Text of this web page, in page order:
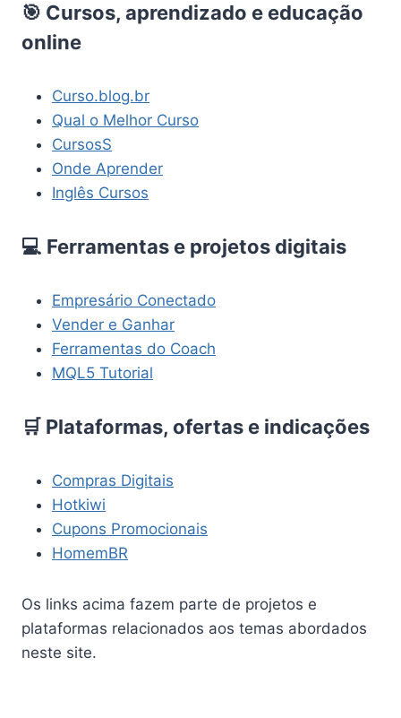
🎯 Cursos, aprendizado e educação
online
Curso.blog.br
Qual o Melhor Curso
CursosS
Onde Aprender
Inglês Cursos
💻 Ferramentas e projetos digitais
Empresário Conectado
Vender e Ganhar
Ferramentas do Coach
MQL5 Tutorial
🛒 Plataformas, ofertas e indicações
Compras Digitais
Hotkiwi
Cupons Promocionais
HomemBR
Os links acima fazem parte de projetos e
plataformas relacionados aos temas abordados
neste site.